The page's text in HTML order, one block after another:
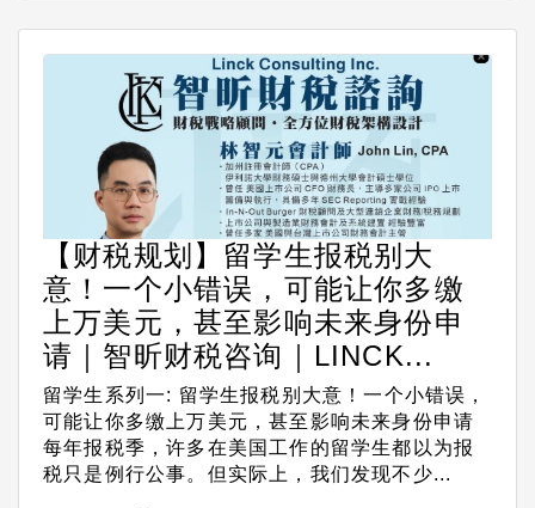
【财税规划】留学生报税别大
意！一个小错误，可能让你多缴
上万美元，甚至影响未来身份申
请｜智昕财税咨询｜LINCK...
留学生系列一: 留学生报税别大意！一个小错误，
可能让你多缴上万美元，甚至影响未来身份申请
每年报税季，许多在美国工作的留学生都以为报
税只是例行公事。但实际上，我们发现不少...